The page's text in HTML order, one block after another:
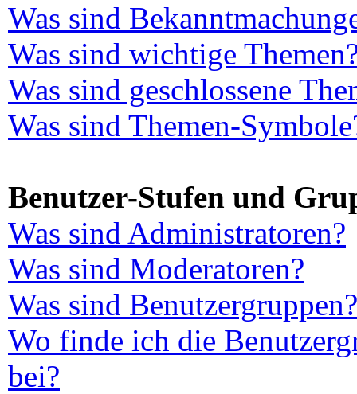
Was sind
Was sind wichtige
Was sind geschlossene
Was sind Themen-
Benutzer-Stufen und
Was sind Administratoren?
Was sind Moderatoren?
Was sind Benutzergruppen?
Wo finde ich die
bei?